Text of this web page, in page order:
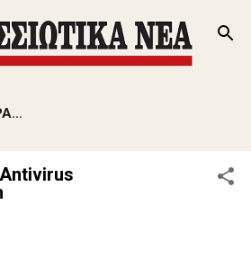
στο κύριο περιεχόμενο